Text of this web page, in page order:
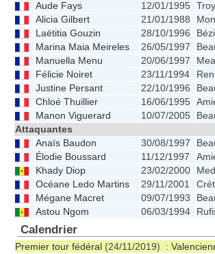
Aude Fays
12/01/1995
Alicia Gilbert
21/01/1988
Laëtitia Gouzin
28/10/1996
Marina Maia Meireles
26/05/1997
Manuella Menu
20/06/1997
Félicie Noiret
23/11/1994
Justine Persant
22/10/1996
Chloé Thuillier
16/06/1995
Manon Viguerard
10/07/2005
Attaquantes
Anaïs Baudon
30/08/1997
Élodie Boussard
11/12/1997
Khady Diop
23/02/2000
Océane Ledo Martins
29/11/2001
Mégane Macret
09/07/1993
Astou Ngom
06/03/1994
Calendrier
Premier tour fédéral (24/11/2019) :